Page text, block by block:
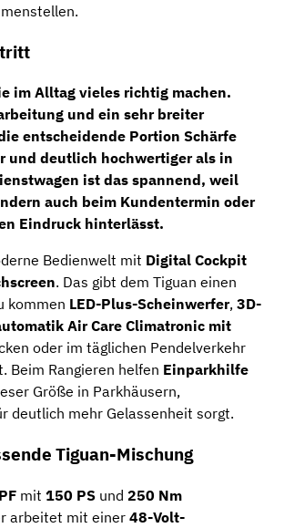
im Alltag vieles richtig machen.
und ein sehr breiter
entscheidende Portion Schärfe
und deutlich hochwertiger als in
ist das spannend, weil
auch beim Kundentermin oder
Eindruck hinterlässt.
Bedienwelt mit Digital Cockpit
. Das gibt dem Tiguan einen
kommen LED-Plus-Scheinwerfer, 3D-
Air Care Climatronic mit
oder im täglichen Pendelverkehr
Beim Rangieren helfen Einparkhilfe
Größe in Parkhäusern,
deutlich mehr Gelassenheit sorgt.
Tiguan-Mischung
mit 150 PS und 250 Nm
arbeitet mit einer 48-Volt-